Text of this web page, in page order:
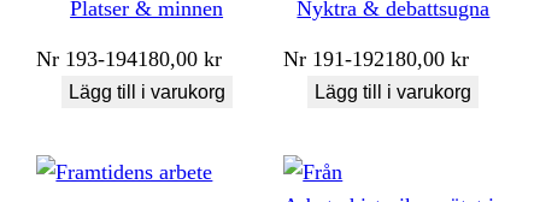
Platser & minnen
Nr 193-194180,00kr
Lägg till i varukorg
Nyktra & debattsugna
Nr 191-192180,00kr
Lägg till i varukorg